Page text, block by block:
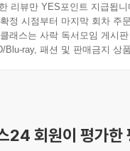
략적인 학습 계획을 수립
계획표와 자기주도 학습
빈출지문들을 한 번 더
리뷰만 YES포인트 지급됩니
정 시점부터 마지막 회차 주
래스는 사락 독서모임 게시
Blu-ray, 패션 및 판매금지 상
24 회원이 평가한